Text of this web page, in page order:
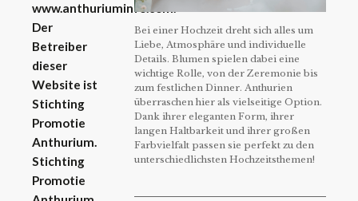
www.anthuriuminfo.com.
Der
Betreiber
dieser
Website ist
Stichting
Promotie
Anthurium.
Stichting
Promotie
Bei einer Hochzeit dreht sich alles um
Liebe, Atmosphäre und individuelle
Details. Blumen spielen dabei eine
wichtige Rolle, von der Zeremonie bis
zum festlichen Dinner. Anthurien
überraschen hier als vielseitige Option.
Dank ihrer eleganten Form, ihrer
langen Haltbarkeit und ihrer großen
Farbvielfalt passen sie perfekt zu den
unterschiedlichsten Hochzeitsthemen!